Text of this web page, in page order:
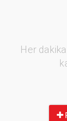
Her